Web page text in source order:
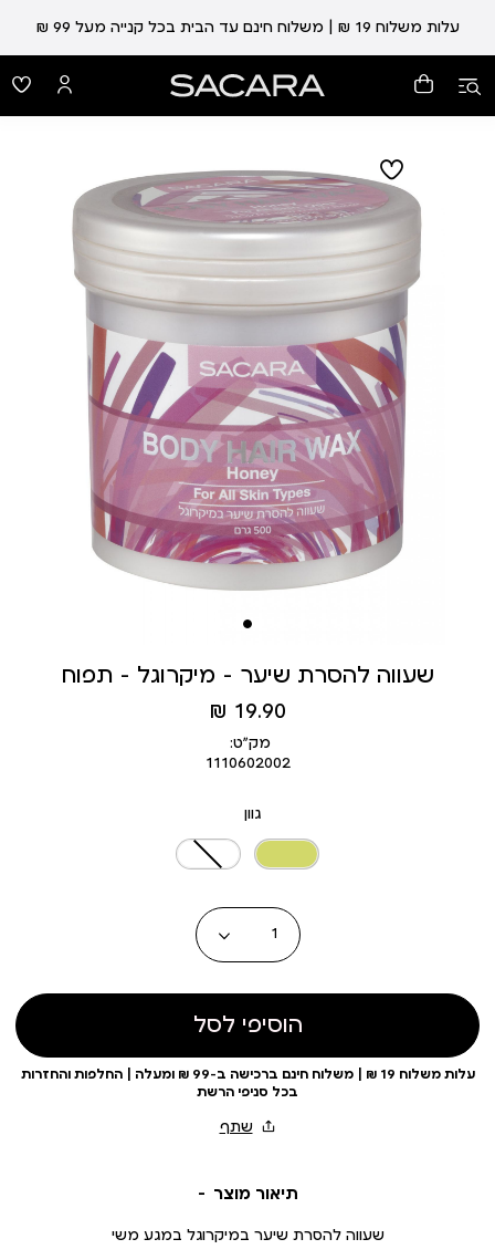
עלות משלוח 19 ₪ | משלוח חינם עד הבית בכל קנייה מעל 99 ₪ עד 5 ימי אספקה
שעווה להסרת שיער - מיקרוגל - תפוח
מחיר
מוצר
19.90 ₪
מק״ט:
1110602002
גוון
כמות
הוסיפי לסל
עלות משלוח 19 ₪ | משלוח חינם ברכישה ב-99 ₪ ומעלה | החלפות והחזרות
בכל סניפי הרשת
תיאור מוצר
שעווה להסרת שיער במיקרוגל במגע משי